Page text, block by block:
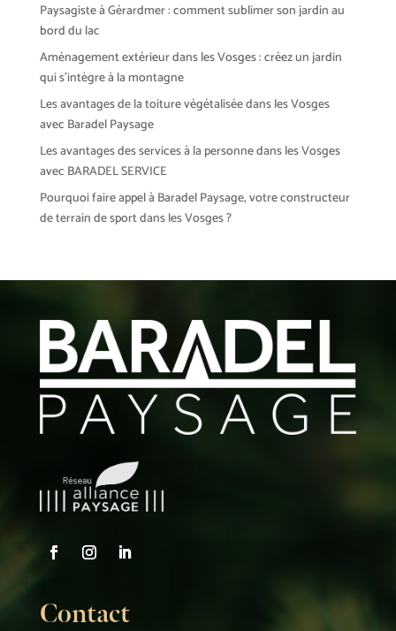
Paysagiste à Gérardmer : comment sublimer son jardin au
bord du lac
Aménagement extérieur dans les Vosges : créez un jardin
qui s’intègre à la montagne
Les avantages de la toiture végétalisée dans les Vosges
avec Baradel Paysage
Les avantages des services à la personne dans les Vosges
avec BARADEL SERVICE
Pourquoi faire appel à Baradel Paysage, votre constructeur
de terrain de sport dans les Vosges ?
Contact